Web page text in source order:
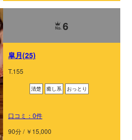
6
皐月(25)
T.155
清楚 癒し系 おっとり
口コミ：0件
90分 / ￥15,000